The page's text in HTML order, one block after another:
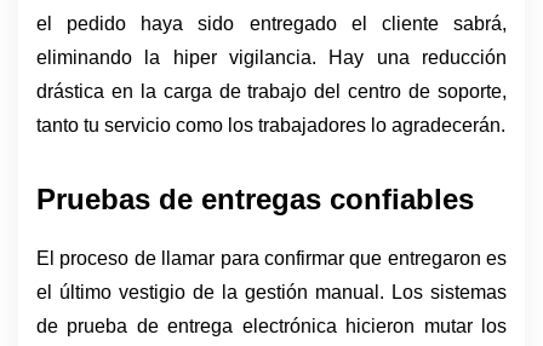
el pedido haya sido entregado el cliente sabrá,
eliminando la hiper vigilancia. Hay una reducción
drástica en la carga de trabajo del centro de soporte,
tanto tu servicio como los trabajadores lo agradecerán.
Pruebas de entregas confiables
El proceso de llamar para confirmar que entregaron es
el último vestigio de la gestión manual. Los sistemas
de prueba de entrega electrónica hicieron mutar los